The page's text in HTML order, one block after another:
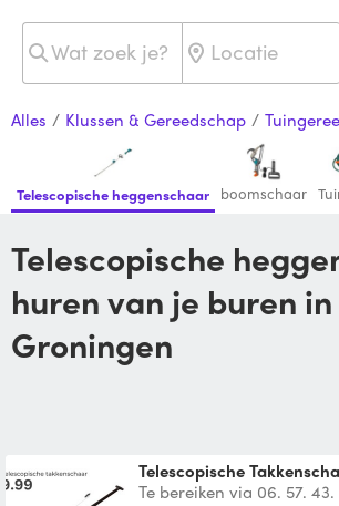
Alles / Klussen & Gereedschap /
Telescopische heggenschaar boomschaar
Telescopische heggenschaar
huren van je buren in
Groningen
Telescopische
Te bereiken via 06. 57. 43.